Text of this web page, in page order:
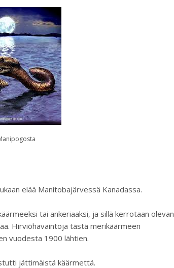
elää Manitobajärvessä Kanadassa.
tai ankeriaaksi, ja sillä kerrotaan olevan
Hirviöhavaintoja tästä merikäärmeen
vuodesta 1900 lähtien.
jättimäistä käärmettä.